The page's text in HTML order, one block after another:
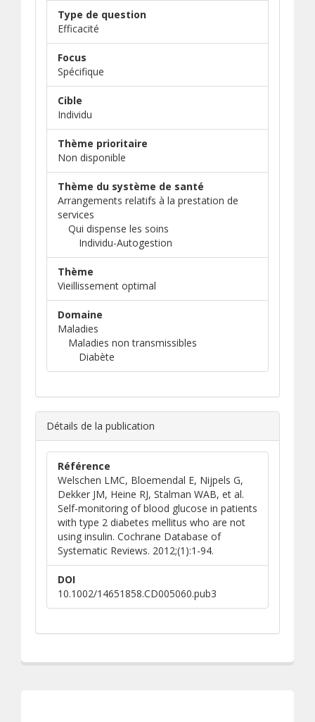
Type de question
Efficacité
Focus
Spécifique
Cible
Individu
Thème prioritaire
Non disponible
Thème du système de santé
Arrangements relatifs à la prestation de
services
Qui dispense les soins
Individu-Autogestion
Thème
Vieillissement optimal
Domaine
Maladies
Maladies non transmissibles
Diabète
Détails de la publication
Référence
Welschen LMC, Bloemendal E, Nijpels G,
Dekker JM, Heine RJ, Stalman WAB, et al.
Self-monitoring of blood glucose in patients
with type 2 diabetes mellitus who are not
using insulin. Cochrane Database of
Systematic Reviews. 2012;(1):1-94.
DOI
10.1002/14651858.CD005060.pub3